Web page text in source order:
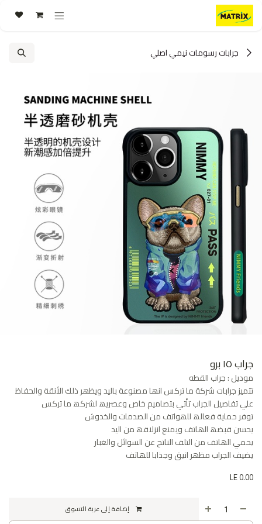
تخطي للذهاب إلى المحتوى
جرابات رسومات نيمي اصلي
جراب ١٥ برو
موديل : جراب القطه
تتمیز جرابات شركة ما تركس انھا مصنوعة بالید ویظھر ذلك الأنقة والحفاظ
علي تفاصیل الجراب تأتي بتصامیم خاص وعصریھ لشركھ ما تركس
توفر حمایة فعالھ للھواتف من الصدمات والخدوش
یحسن قبضھ الھاتف ویمنع انزلاقھ من الید
یحمي الھاتف من التلف الناتج عن السوائل والغبار
یضیف الجراب مظھر انیق وجذابا للھاتف
0.00